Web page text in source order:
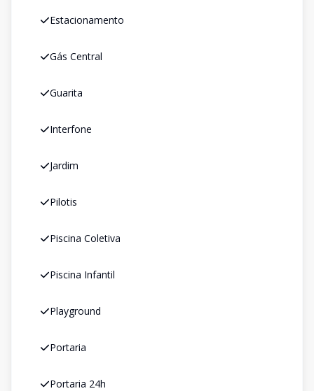
Estacionamento
Gás Central
Guarita
Interfone
Jardim
Pilotis
Piscina Coletiva
Piscina Infantil
Playground
Portaria
Portaria 24h